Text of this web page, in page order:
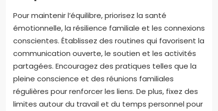
Pour maintenir l’équilibre, priorisez la santé
émotionnelle, la résilience familiale et les connexions
conscientes. Établissez des routines qui favorisent la
communication ouverte, le soutien et les activités
partagées. Encouragez des pratiques telles que la
pleine conscience et des réunions familiales
régulières pour renforcer les liens. De plus, fixez des
limites autour du travail et du temps personnel pour